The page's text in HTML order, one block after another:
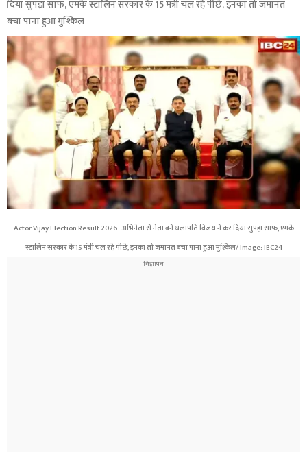
दिया सुपड़ा साफ, एमके स्टालिन सरकार के 15 मंत्री चल रहे पीछे, इनका तो जमानत
बचा पाना हुआ मुश्किल
Actor Vijay Election Result 2026: अभिनेता से नेता बने थलापति विजय ने कर दिया सुपड़ा साफ, एमके
स्टालिन सरकार के 15 मंत्री चल रहे पीछे, इनका तो जमानत बचा पाना हुआ मुश्किल/ Image: IBC24